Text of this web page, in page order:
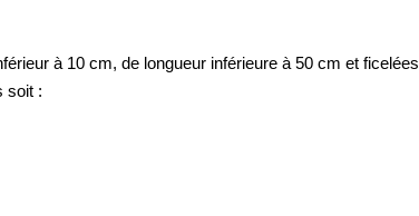
à 10 cm, de longueur inférieure à 50 cm et ficelées
soit :